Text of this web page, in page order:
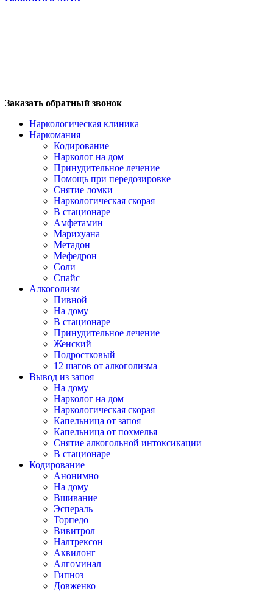
Заказать обратный звонок
Наркологическая клиника
Наркомания
Кодирование
Нарколог на дом
Принудительное лечение
Помощь при передозировке
Снятие ломки
Наркологическая скорая
В стационаре
Амфетамин
Марихуана
Метадон
Мефедрон
Соли
Спайс
Алкоголизм
Пивной
На дому
В стационаре
Принудительное лечение
Женский
Подростковый
12 шагов от алкоголизма
Вывод из запоя
На дому
Нарколог на дом
Наркологическая скорая
Капельница от запоя
Капельница от похмелья
Снятие алкогольной интоксикации
В стационаре
Кодирование
Анонимно
На дому
Вшивание
Эспераль
Торпедо
Вивитрол
Налтрексон
Аквилонг
Алгоминал
Гипноз
Довженко